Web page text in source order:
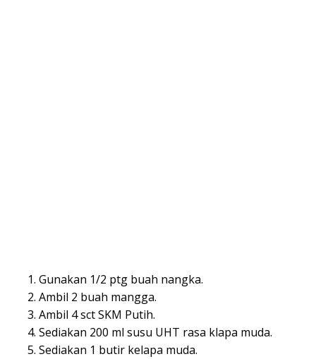
Gunakan 1/2 ptg buah nangka.
Ambil 2 buah mangga.
Ambil 4 sct SKM Putih.
Sediakan 200 ml susu UHT rasa klapa muda.
Sediakan 1 butir kelapa muda.